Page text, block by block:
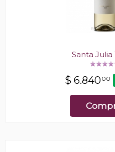
Santa Julia
$ 6.84000